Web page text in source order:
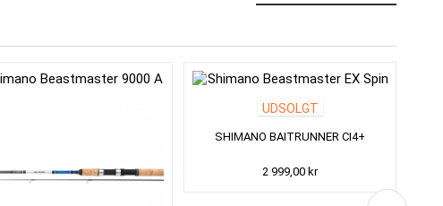
UDSOLGT
SHIMANO BAITRUNNER CI4+
2 999,00 kr